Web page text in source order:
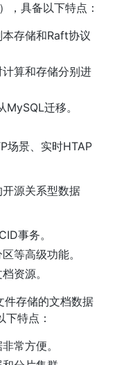
，具备以下特点：
存储和Raft协议
算和存储分别进
迁移。
场景、实时HTAP
源关系型数据
事务。
等高级功能。
资源。
件存储的文档数据
特点：
常方便。